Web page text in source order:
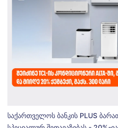
საქართველოს ბანკის PLUS